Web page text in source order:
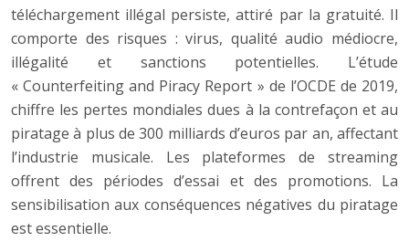
téléchargement illégal persiste, attiré par la gratuité. Il
comporte des risques : virus, qualité audio médiocre,
illégalité et sanctions potentielles. L’étude
« Counterfeiting and Piracy Report » de l’OCDE de 2019,
chiffre les pertes mondiales dues à la contrefaçon et au
piratage à plus de 300 milliards d’euros par an, affectant
l’industrie musicale. Les plateformes de streaming
offrent des périodes d’essai et des promotions. La
sensibilisation aux conséquences négatives du piratage
est essentielle.